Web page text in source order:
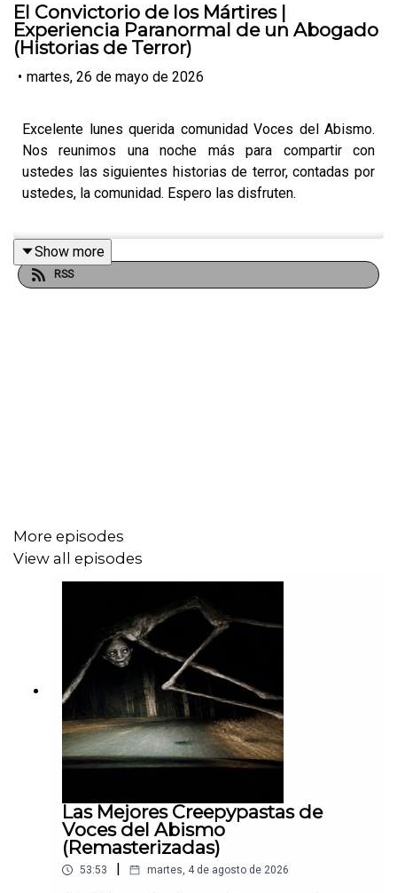
El Convictorio de los Mártires |
Experiencia Paranormal de un Abogado
(Historias de Terror)
• martes, 26 de mayo de 2026
Excelente lunes querida comunidad Voces del Abismo.
Nos reunimos una noche más para compartir con
ustedes las siguientes historias de terror, contadas por
ustedes, la comunidad. Espero las disfruten.
Déjame tu comentario y dime qué te parecieron. Siempre
estoy leyéndolos.
Show more
RSS
More episodes
View all episodes
Las Mejores Creepypastas de
Voces del Abismo
(Remasterizadas)
53:53 | martes, 4 de agosto de 2026